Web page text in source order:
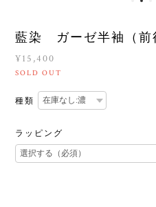
藍染 ガーゼ半袖（前
¥15,400
SOLD OUT
種類
ラッピング